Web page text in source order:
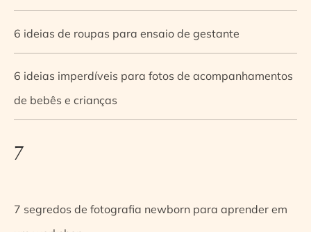
6 ideias de roupas para ensaio de gestante
6 ideias imperdíveis para fotos de acompanhamentos
de bebês e crianças
7
7 segredos de fotografia newborn para aprender em